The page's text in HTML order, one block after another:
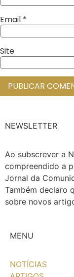
Email *
Site
NEWSLETTER
Ao subscrever a
compreendido a
Jornal da
Também declaro
sobre novos
MENU
NOTÍCIAS